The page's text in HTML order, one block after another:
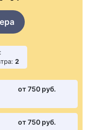
2
от 750 pуб.
от 750 pуб.